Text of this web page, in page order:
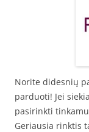
Norite didesnių
parduoti! Jei
pasirinkti
Geriausia rinktis